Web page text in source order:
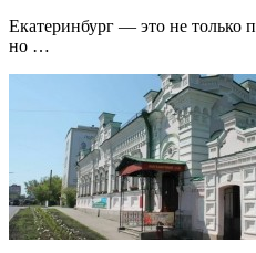
Екатеринбург — это не только
но …